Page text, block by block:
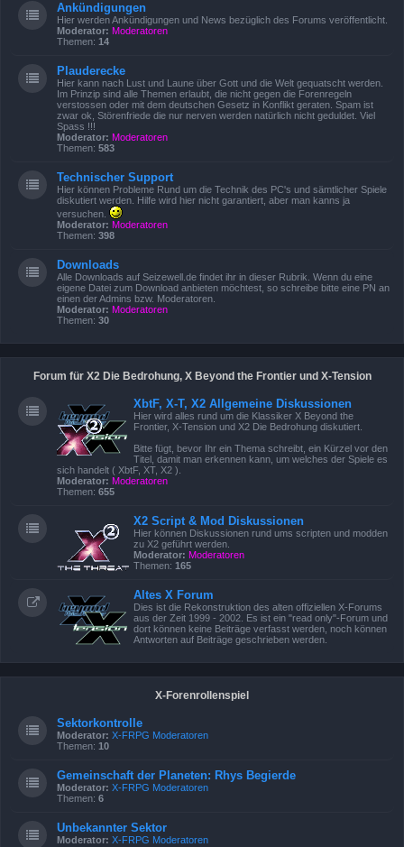
Ankündigungen
Hier werden Ankündigungen und News bezüglich des Forums veröffentlicht.
Moderator: Moderatoren
Themen: 14
Plauderecke
Hier kann nach Lust und Laune über Gott und die Welt gequatscht werden.
Im Prinzip sind alle Themen erlaubt, die nicht gegen die Forenregeln
verstossen oder mit dem deutschen Gesetz in Konflikt geraten. Spam ist
zwar ok, Störenfriede die nur nerven werden natürlich nicht geduldet. Viel
Spass !!!
Moderator: Moderatoren
Themen: 583
Technischer Support
Hier können Probleme Rund um die Technik des PC's und sämtlicher Spiele
diskutiert werden. Hilfe wird hier nicht garantiert, aber man kanns ja
versuchen.
Moderator: Moderatoren
Themen: 398
Downloads
Alle Downloads auf Seizewell.de findet ihr in dieser Rubrik. Wenn du eine
eigene Datei zum Download anbieten möchtest, so schreibe bitte eine PN an
einen der Admins bzw. Moderatoren.
Moderator: Moderatoren
Themen: 30
Forum für X2 Die Bedrohung, X Beyond the Frontier und X-Tension
XbtF, X-T, X2 Allgemeine Diskussionen
Hier wird alles rund um die Klassiker X Beyond the
Frontier, X-Tension und X2 Die Bedrohung diskutiert.
Bitte fügt, bevor Ihr ein Thema schreibt, ein Kürzel vor den
Titel, damit man erkennen kann, um welches der Spiele es
sich handelt ( XbtF, XT, X2 ).
Moderator: Moderatoren
Themen: 655
X2 Script & Mod Diskussionen
Hier können Diskussionen rund ums scripten und modden
zu X2 geführt werden.
Moderator: Moderatoren
Themen: 165
Altes X Forum
Dies ist die Rekonstruktion des alten offiziellen X-Forums
aus der Zeit 1999 - 2002. Es ist ein "read only"-Forum und
dort können keine Beiträge verfasst werden, noch können
Antworten auf Beiträge geschrieben werden.
X-Forenrollenspiel
Sektorkontrolle
Moderator: X-FRPG Moderatoren
Themen: 10
Gemeinschaft der Planeten: Rhys Begierde
Moderator: X-FRPG Moderatoren
Themen: 6
Unbekannter Sektor
Moderator: X-FRPG Moderatoren